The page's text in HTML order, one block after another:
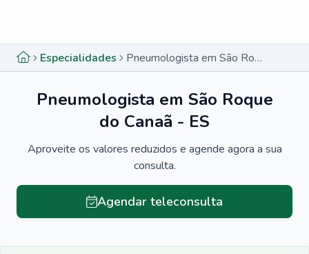
Especialidades Pneumologista em São Roque do Canaã - ES
Pneumologista em São Roque
do Canaã - ES
Aproveite os valores reduzidos e agende agora a sua
consulta.
Agendar teleconsulta